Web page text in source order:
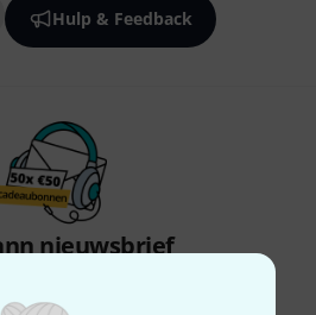
Hulp & Feedback
nieuwsbrief
nieuwsbrief in het Engels en
u een van